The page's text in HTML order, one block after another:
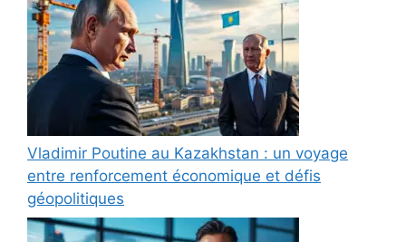
Vladimir Poutine au Kazakhstan : un voyage
entre renforcement économique et défis
géopolitiques